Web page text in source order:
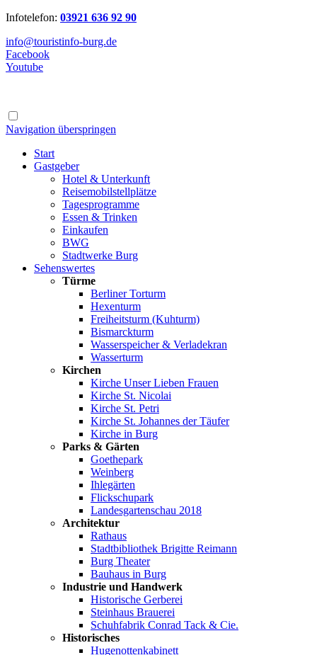
Infotelefon: 03921 636 92 90
info@touristinfo-burg.de
Facebook
Youtube
Navigation überspringen
Start
Gastgeber
Hotel & Unterkunft
Reisemobilstellplätze
Tagesprogramme
Essen & Trinken
Einkaufen
BWG
Stadtwerke Burg
Sehenswertes
Türme
Berliner Torturm
Hexenturm
Freiheitsturm (Kuhturm)
Bismarckturm
Wasserspeicher & Verladekran
Wasserturm
Kirchen
Kirche Unser Lieben Frauen
Kirche St. Nicolai
Kirche St. Petri
Kirche St. Johannes der Täufer
Kirche in Burg
Parks & Gärten
Goethepark
Weinberg
Ihlegärten
Flickschupark
Landesgartenschau 2018
Architektur
Rathaus
Stadtbibliothek Brigitte Reimann
Burg Theater
Bauhaus in Burg
Industrie und Handwerk
Historische Gerberei
Steinhaus Brauerei
Schuhfabrik Conrad Tack & Cie.
Historisches
Hugenottenkabinett